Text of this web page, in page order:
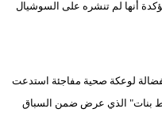
أنها لم تنشره على السوشيال
لوعكة صحية مفاجئة استدعت
بنات" الذي عرض ضمن السباق